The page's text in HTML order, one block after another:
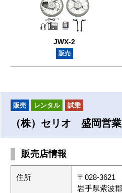
JWX-2
販売
（株）セリオ 盛岡営
販売 レンタル 試乗
販売店情報
住所
〒028-3621
岩手県紫波